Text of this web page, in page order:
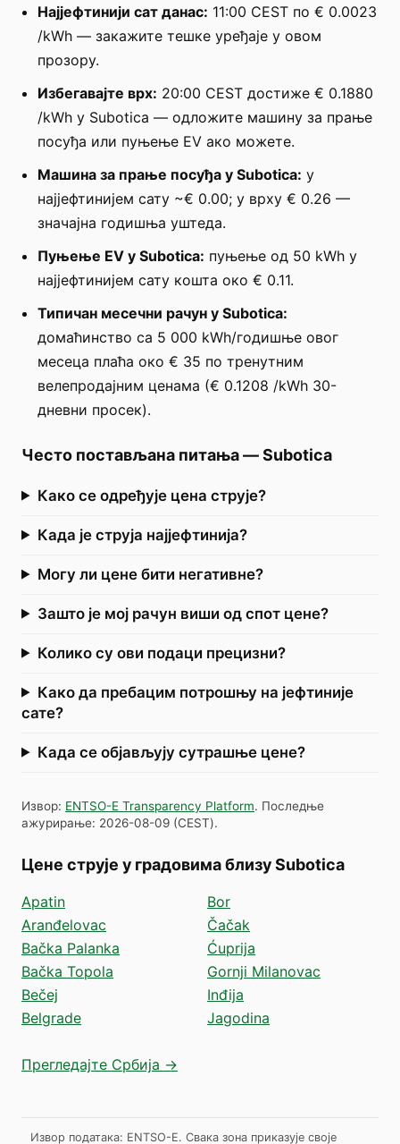
Најјефтинији сат данас: 11:00 CEST по € 0.0023
/kWh — закажите тешке уређаје у овом
прозору.
Избегавајте врх: 20:00 CEST достиже € 0.1880
/kWh у Subotica — одложите машину за прање
посуђа или пуњење EV ако можете.
Машина за прање посуђа у Subotica: у
најјефтинијем сату ~€ 0.00; у врху € 0.26 —
значајна годишња уштеда.
Пуњење EV у Subotica: пуњење од 50 kWh у
најјефтинијем сату кошта око € 0.11.
Типичан месечни рачун у Subotica:
домаћинство са 5 000 kWh/годишње овог
месеца плаћа око € 35 по тренутним
велепродајним ценама (€ 0.1208 /kWh 30-
дневни просек).
Често постављана питања—Subotica
Како се одређује цена струје?
Када је струја најјефтинија?
Могу ли цене бити негативне?
Зашто је мој рачун виши од спот цене?
Колико су ови подаци прецизни?
Како да пребацим потрошњу на јефтиније
сате?
Када се објављују сутрашње цене?
Извор: ENTSO-E Transparency Platform. Последње
ажурирање: 2026-08-09 (CEST).
Цене струје у градовима близу Subotica
Apatin
Aranđelovac
Bačka Palanka
Bačka Topola
Bečej
Belgrade
Bor
Čačak
Ćuprija
Gornji Milanovac
Inđija
Jagodina
Прегледајте Србија →
Извор података: ENTSO-E. Свака зона приказује своје